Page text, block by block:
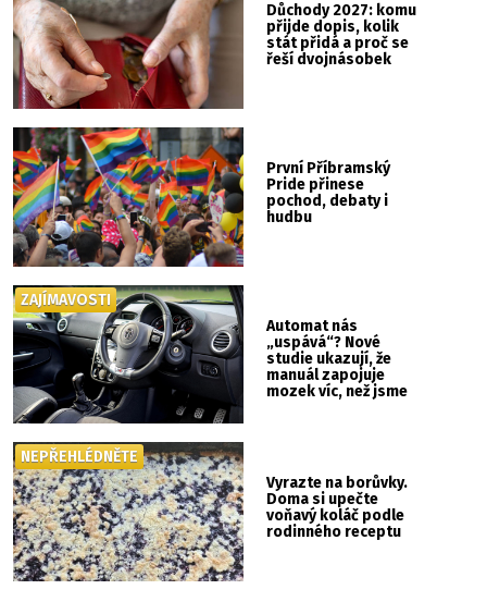
Důchody 2027: komu
přijde dopis, kolik
stát přidá a proč se
řeší dvojnásobek
První Příbramský
Pride přinese
pochod, debaty i
hudbu
Automat nás
„uspává“? Nové
studie ukazují, že
manuál zapojuje
mozek víc, než jsme
ZAJÍMAVOSTI
Vyrazte na borůvky.
Doma si upečte
voňavý koláč podle
rodinného receptu
NEPŘEHLÉDNĚTE